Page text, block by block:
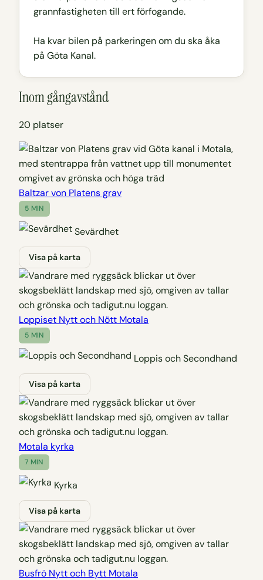
grannfastigheten till ert förfogande.
Ha kvar bilen på parkeringen om du ska åka
på Göta Kanal.
Inom gångavstånd
20 platser
Baltzar von Platens grav
5 MIN
Sevärdhet
Visa på karta
Loppiset Nytt och Nött Motala
5 MIN
Loppis och Secondhand
Visa på karta
Motala kyrka
7 MIN
Kyrka
Visa på karta
Busfrö Nytt och Bytt Motala